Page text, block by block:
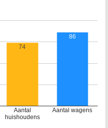
Aantal
huishoudens
Aantal wagens
74
86